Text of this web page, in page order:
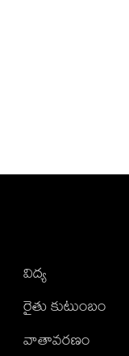
విద్య
రైతు కుటుంబం
వాతావరణం